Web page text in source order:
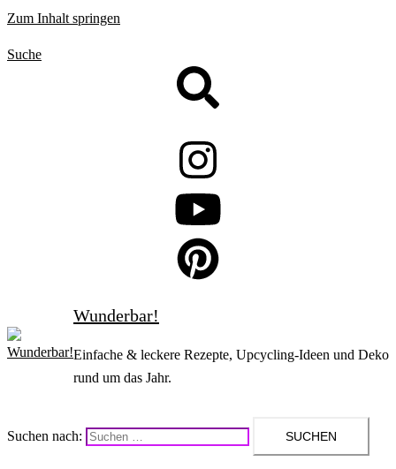
Zum Inhalt springen
Suche
Wunderbar!
Einfache & leckere Rezepte, Upcycling-Ideen und Deko
rund um das Jahr.
Suchen nach: